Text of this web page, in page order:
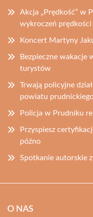
Akcja „Prędkość” w
wykroczeń
Koncert Martyny
Bezpieczne wakacje
turystów
Trwają policyjne
powiatu
Policja w Prudniku
Przyspiesz
późno
Spotkanie autorskie
O NAS